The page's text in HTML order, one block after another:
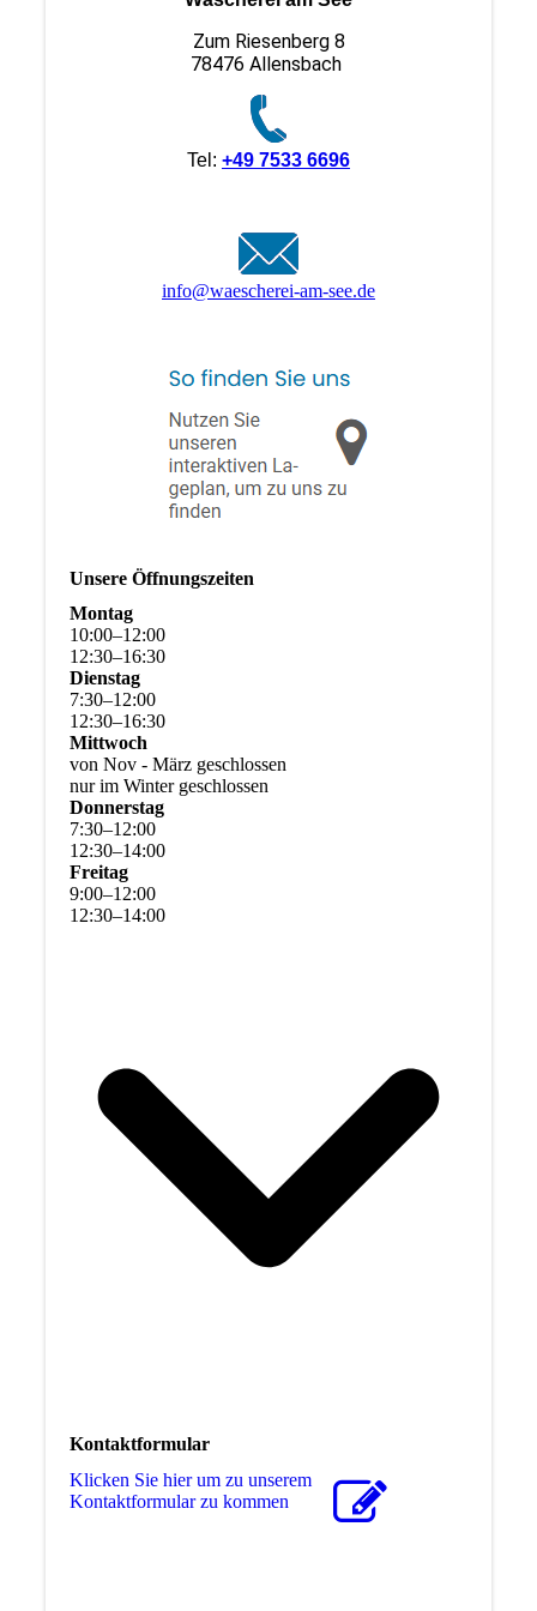
Zum Riesenberg 8
78476 Allensbach
Tel: +49 7533 6696
info@waescherei-am-see.de
Unsere Öffnungszeiten
Montag
10:00–12:00
12:30–16:30
Dienstag
7:30–12:00
12:30–16:30
Mittwoch
von Nov - März geschlossen
nur im Winter geschlossen
Donnerstag
7:30–12:00
12:30–14:00
Freitag
9:00–12:00
12:30–14:00
Kontaktformular
Klicken Sie hier um zu unserem
Kon­takt­for­mu­lar zu kommen